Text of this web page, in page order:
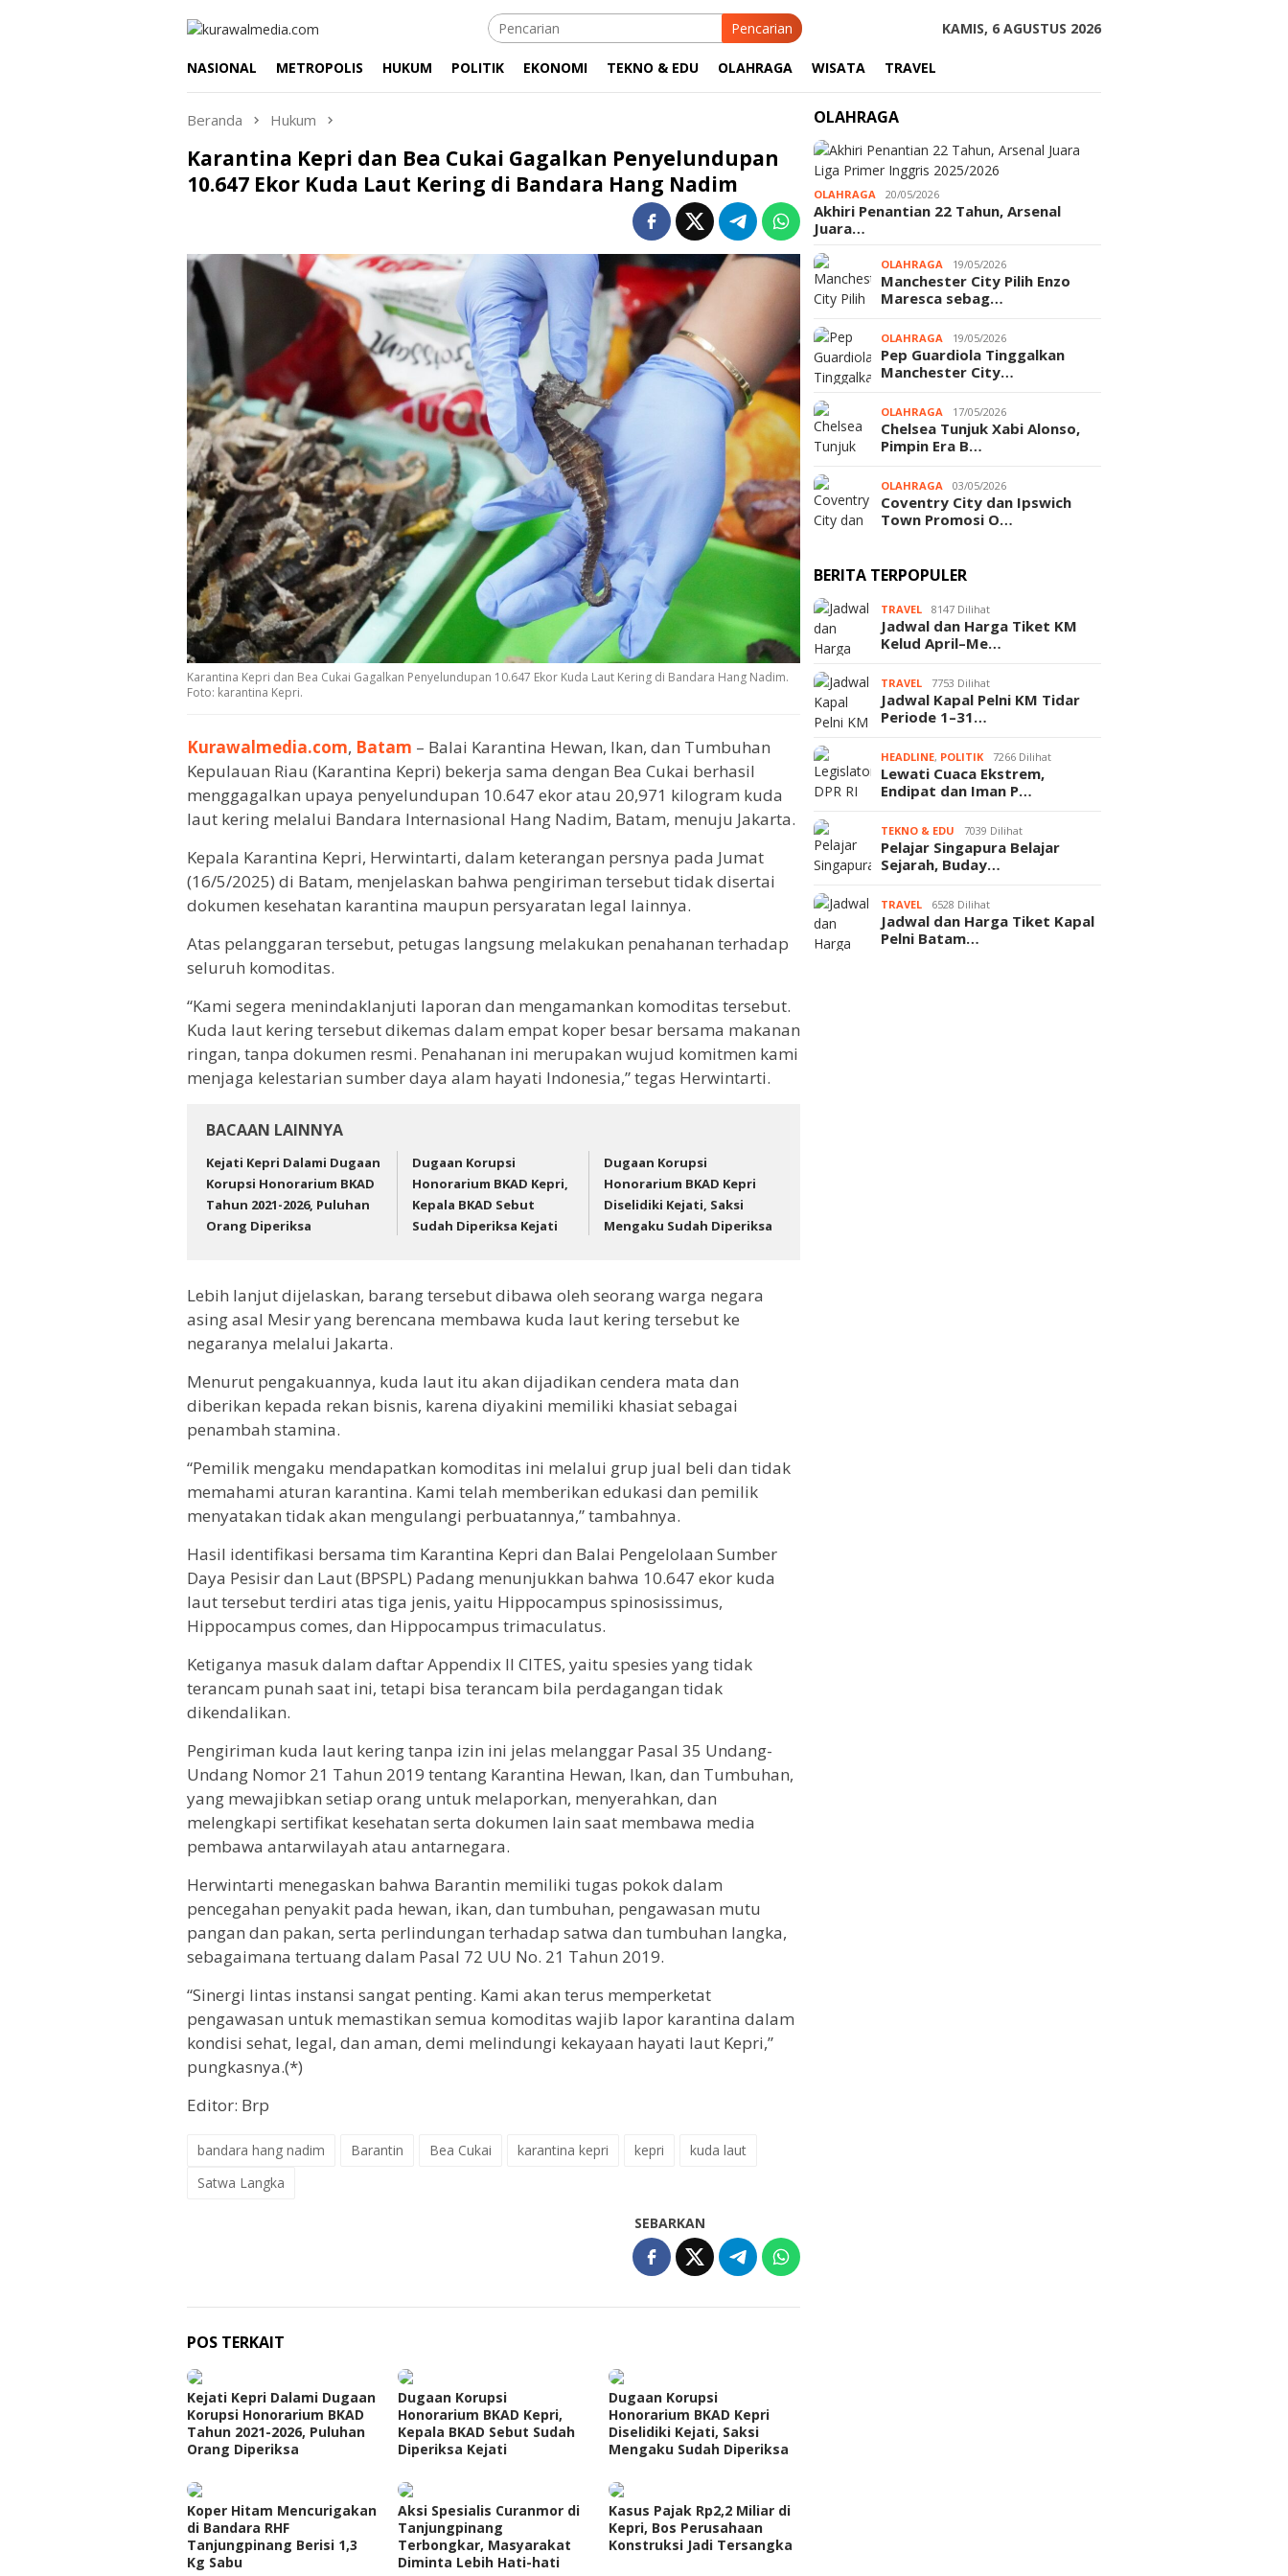
Pencarian KAMIS, 6 AGUSTUS 2026
NASIONAL METROPOLIS HUKUM POLITIK EKONOMI TEKNO & EDU OLAHRAGA WISATA TRAVEL
Beranda Hukum
Karantina Kepri dan Bea Cukai Gagalkan Penyelundupan
10.647 Ekor Kuda Laut Kering di Bandara Hang Nadim
Karantina Kepri dan Bea Cukai Gagalkan Penyelundupan 10.647 Ekor Kuda Laut Kering di Bandara Hang Nadim.
Foto: karantina Kepri.
Kurawalmedia.com, Batam – Balai Karantina Hewan, Ikan, dan Tumbuhan
Kepulauan Riau (Karantina Kepri) bekerja sama dengan Bea Cukai berhasil
menggagalkan upaya penyelundupan 10.647 ekor atau 20,971 kilogram kuda
laut kering melalui Bandara Internasional Hang Nadim, Batam, menuju Jakarta.
Kepala Karantina Kepri, Herwintarti, dalam keterangan persnya pada Jumat
(16/5/2025) di Batam, menjelaskan bahwa pengiriman tersebut tidak disertai
dokumen kesehatan karantina maupun persyaratan legal lainnya.
Atas pelanggaran tersebut, petugas langsung melakukan penahanan terhadap
seluruh komoditas.
“Kami segera menindaklanjuti laporan dan mengamankan komoditas tersebut.
Kuda laut kering tersebut dikemas dalam empat koper besar bersama makanan
ringan, tanpa dokumen resmi. Penahanan ini merupakan wujud komitmen kami
menjaga kelestarian sumber daya alam hayati Indonesia,” tegas Herwintarti.
BACAAN LAINNYA
Kejati Kepri Dalami Dugaan
Korupsi Honorarium BKAD
Tahun 2021-2026, Puluhan
Orang Diperiksa
Dugaan Korupsi
Honorarium BKAD Kepri,
Kepala BKAD Sebut
Sudah Diperiksa Kejati
Dugaan Korupsi
Honorarium BKAD Kepri
Diselidiki Kejati, Saksi
Mengaku Sudah Diperiksa
Lebih lanjut dijelaskan, barang tersebut dibawa oleh seorang warga negara
asing asal Mesir yang berencana membawa kuda laut kering tersebut ke
negaranya melalui Jakarta.
Menurut pengakuannya, kuda laut itu akan dijadikan cendera mata dan
diberikan kepada rekan bisnis, karena diyakini memiliki khasiat sebagai
penambah stamina.
“Pemilik mengaku mendapatkan komoditas ini melalui grup jual beli dan tidak
memahami aturan karantina. Kami telah memberikan edukasi dan pemilik
menyatakan tidak akan mengulangi perbuatannya,” tambahnya.
Hasil identifikasi bersama tim Karantina Kepri dan Balai Pengelolaan Sumber
Daya Pesisir dan Laut (BPSPL) Padang menunjukkan bahwa 10.647 ekor kuda
laut tersebut terdiri atas tiga jenis, yaitu Hippocampus spinosissimus,
Hippocampus comes, dan Hippocampus trimaculatus.
Ketiganya masuk dalam daftar Appendix II CITES, yaitu spesies yang tidak
terancam punah saat ini, tetapi bisa terancam bila perdagangan tidak
dikendalikan.
Pengiriman kuda laut kering tanpa izin ini jelas melanggar Pasal 35 Undang-
Undang Nomor 21 Tahun 2019 tentang Karantina Hewan, Ikan, dan Tumbuhan,
yang mewajibkan setiap orang untuk melaporkan, menyerahkan, dan
melengkapi sertifikat kesehatan serta dokumen lain saat membawa media
pembawa antarwilayah atau antarnegara.
Herwintarti menegaskan bahwa Barantin memiliki tugas pokok dalam
pencegahan penyakit pada hewan, ikan, dan tumbuhan, pengawasan mutu
pangan dan pakan, serta perlindungan terhadap satwa dan tumbuhan langka,
sebagaimana tertuang dalam Pasal 72 UU No. 21 Tahun 2019.
“Sinergi lintas instansi sangat penting. Kami akan terus memperketat
pengawasan untuk memastikan semua komoditas wajib lapor karantina dalam
kondisi sehat, legal, dan aman, demi melindungi kekayaan hayati laut Kepri,”
pungkasnya.(*)
Editor: Brp
bandara hang nadim Barantin Bea Cukai karantina kepri kepri
kuda laut
Satwa Langka
SEBARKAN
POS TERKAIT
Kejati Kepri Dalami Dugaan
Korupsi Honorarium BKAD
Tahun 2021-2026, Puluhan
Orang Diperiksa
Dugaan Korupsi
Honorarium BKAD Kepri,
Kepala BKAD Sebut Sudah
Diperiksa Kejati
Dugaan Korupsi
Honorarium BKAD Kepri
Diselidiki Kejati, Saksi
Mengaku Sudah Diperiksa
Koper Hitam Mencurigakan
di Bandara RHF
Tanjungpinang Berisi 1,3
Kg Sabu
Aksi Spesialis Curanmor di
Tanjungpinang
Terbongkar, Masyarakat
Diminta Lebih Hati-hati
Kasus Pajak Rp2,2 Miliar di
Kepri, Bos Perusahaan
Konstruksi Jadi Tersangka
OLAHRAGA
OLAHRAGA 20/05/2026
Akhiri Penantian 22 Tahun, Arsenal
Juara…
OLAHRAGA 19/05/2026
Manchester City Pilih Enzo
Maresca sebag…
OLAHRAGA 19/05/2026
Pep Guardiola Tinggalkan
Manchester City…
OLAHRAGA 17/05/2026
Chelsea Tunjuk Xabi Alonso,
Pimpin Era B…
OLAHRAGA 03/05/2026
Coventry City dan Ipswich
Town Promosi O…
BERITA TERPOPULER
TRAVEL 8147 Dilihat
Jadwal dan Harga Tiket KM
Kelud April–Me…
TRAVEL 7753 Dilihat
Jadwal Kapal Pelni KM Tidar
Periode 1–31…
HEADLINE, POLITIK 7266 Dilihat
Lewati Cuaca Ekstrem,
Endipat dan Iman P…
TEKNO & EDU 7039 Dilihat
Pelajar Singapura Belajar
Sejarah, Buday…
TRAVEL 6528 Dilihat
Jadwal dan Harga Tiket Kapal
Pelni Batam…